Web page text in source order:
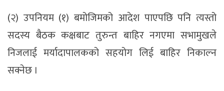
(२) उपनियम (१) बमोजिमको आदेश पाएपछि पनि त्यस्तो
सदस्य बैठक कक्षबाट तुरुन्त बाहिर नगएमा सभामुखले
निजलाई मर्यादापालकको सहयोग लिई बाहिर निकाल्न
सक्नेछ ।